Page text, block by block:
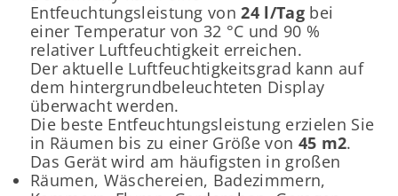
Entfeuchtungsleistung von 24 l/Tag bei
einer Temperatur von 32 °C und 90 %
relativer Luftfeuchtigkeit erreichen.
Der aktuelle Luftfeuchtigkeitsgrad kann auf
dem hintergrundbeleuchteten Display
überwacht werden.
Die beste Entfeuchtungsleistung erzielen Sie
in Räumen bis zu einer Größe von 45 m2.
Das Gerät wird am häufigsten in großen
Räumen, Wäschereien, Badezimmern,